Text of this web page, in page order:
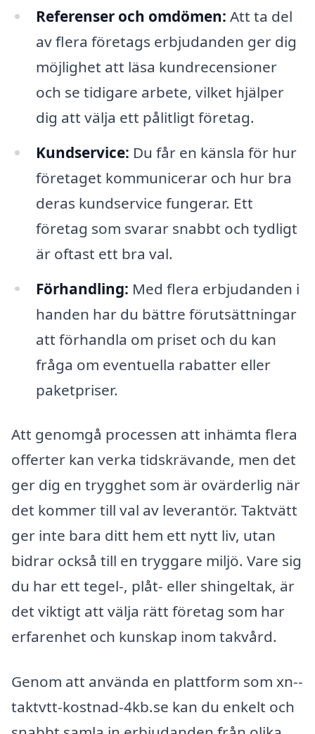
Referenser och omdömen: Att ta del
av flera företags erbjudanden ger dig
möjlighet att läsa kundrecensioner
och se tidigare arbete, vilket hjälper
dig att välja ett pålitligt företag.
Kundservice: Du får en känsla för hur
företaget kommunicerar och hur bra
deras kundservice fungerar. Ett
företag som svarar snabbt och tydligt
är oftast ett bra val.
Förhandling: Med flera erbjudanden i
handen har du bättre förutsättningar
att förhandla om priset och du kan
fråga om eventuella rabatter eller
paketpriser.
Att genomgå processen att inhämta flera
offerter kan verka tidskrävande, men det
ger dig en trygghet som är ovärderlig när
det kommer till val av leverantör. Taktvätt
ger inte bara ditt hem ett nytt liv, utan
bidrar också till en tryggare miljö. Vare sig
du har ett tegel-, plåt- eller shingeltak, är
det viktigt att välja rätt företag som har
erfarenhet och kunskap inom takvård.
Genom att använda en plattform som xn--
taktvtt-kostnad-4kb.se kan du enkelt och